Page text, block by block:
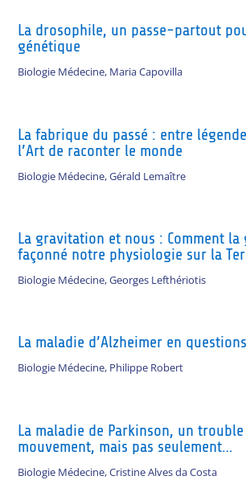
La drosophile, un passe-partout
génétique
Biologie Médecine, Maria Capovilla
La fabrique du passé : entre
l’Art de raconter le monde
Biologie Médecine,Gérald Lemaître
La gravitation et nous : Comment
façonné notre physiologie sur la
Biologie Médecine,Georges Lefthériotis
La maladie d’Alzheimer en questions
Biologie Médecine, Philippe Robert
La maladie de Parkinson, un
mouvement, mais pas seulement…
Biologie Médecine,Cristine Alves da Costa